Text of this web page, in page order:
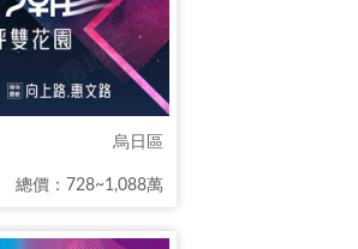
烏日區
總價：728~1,088萬